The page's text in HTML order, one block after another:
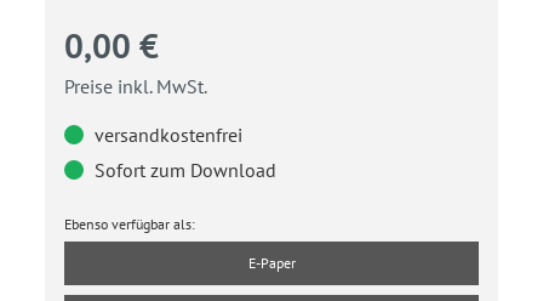
0,00 €
Preise inkl. MwSt.
versandkostenfrei
Sofort zum Download
Ebenso verfügbar als:
E-Paper